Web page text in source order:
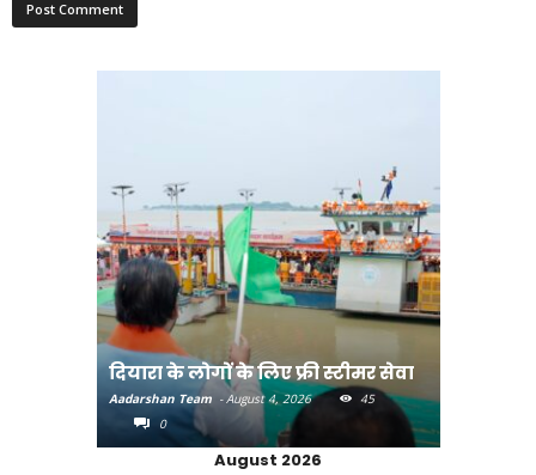
दियारा के लोगों के लिए फ्री स्टीमर सेवा
Aadarshan Team - August 4, 2026
45
0
August 2026